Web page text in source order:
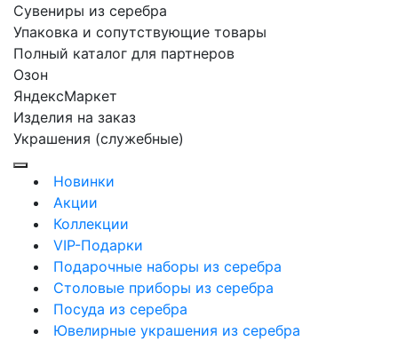
Сувениры из серебра
Упаковка и сопутствующие товары
Полный каталог для партнеров
Озон
ЯндексМаркет
Изделия на заказ
Украшения (служебные)
Новинки
Акции
Коллекции
VIP-Подарки
Подарочные наборы из серебра
Столовые приборы из серебра
Посуда из серебра
Ювелирные украшения из серебра